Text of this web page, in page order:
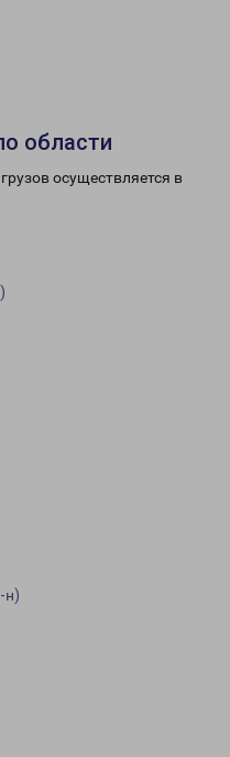
области
осуществляется в
н)